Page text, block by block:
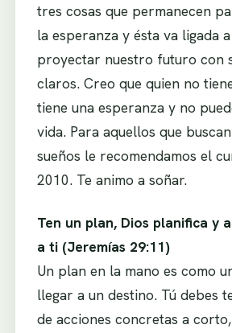
tres cosas que permanecen
la esperanza y ésta va ligada
proyectar nuestro futuro con
claros. Creo que quien no
tiene una esperanza y no
vida. Para aquellos que
sueños le recomendamos el
2010. Te animo a soñar.
Ten un plan, Dios planifica y
a ti (Jeremías 29:11)
Un plan en la mano es como
llegar a un destino. Tú debes
de acciones concretas a